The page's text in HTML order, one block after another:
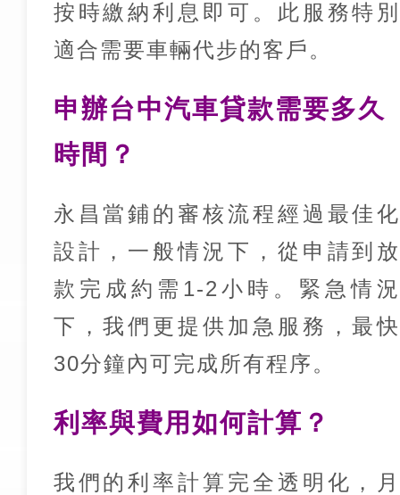
按時繳納利息即可。此服務特別
適合需要車輛代步的客戶。
申辦台中汽車貸款需要多久
時間？
永昌當鋪的審核流程經過最佳化
設計，一般情況下，從申請到放
款完成約需1-2小時。緊急情況
下，我們更提供加急服務，最快
30分鐘內可完成所有程序。
利率與費用如何計算？
我們的利率計算完全透明化，月